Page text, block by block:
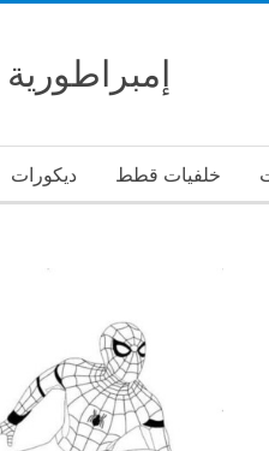
خلفيات قطط ديكورات